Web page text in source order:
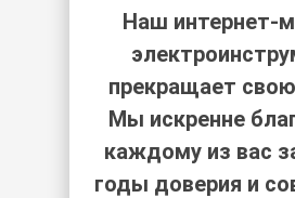
Наш интернет-
прекращает
Мы искренне
каждому из вас
годы доверия и